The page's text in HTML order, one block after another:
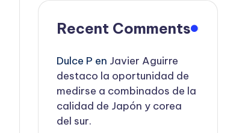
Recent Comments
Dulce P en Javier Aguirre
destaco la oportunidad de
medirse a combinados de la
calidad de Japón y corea
del sur.